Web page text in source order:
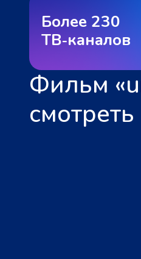
Более 230
ТВ‑каналов
Фильм